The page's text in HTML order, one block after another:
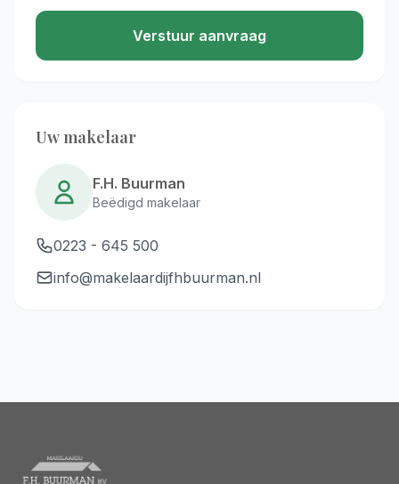
Verstuur aanvraag
Uw makelaar
F.H. Buurman
Beëdigd makelaar
0223 - 645 500
info@makelaardijfhbuurman.nl